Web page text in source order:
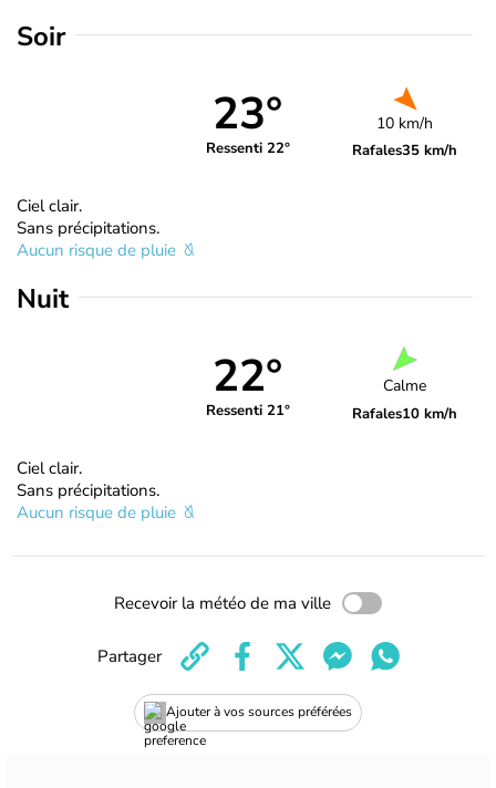
Soir
23°
Ressenti 22°
10 km/h
Rafales35 km/h
Ciel clair.
Sans précipitations.
Aucun risque de pluie
Nuit
22°
Ressenti 21°
Calme
Rafales10 km/h
Ciel clair.
Sans précipitations.
Aucun risque de pluie
Recevoir la météo de ma ville
Ajouter à vos sources préférées
Partager